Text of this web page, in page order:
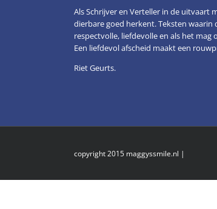
Als Schrijver en Verteller in de uitvaart
dierbare goed herkent. Teksten
respectvolle, liefdevolle en als het
Een liefdevol afscheid maakt een
Riet Geurts.
copyright 2015 maggyssmile.nl |